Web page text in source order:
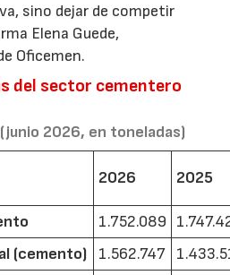
sino dejar de competir
Elena Guede,
Oficemen.
del sector cementero
2026, en toneladas)
2026 2025
1.752.089
(cemento)
1.562.747